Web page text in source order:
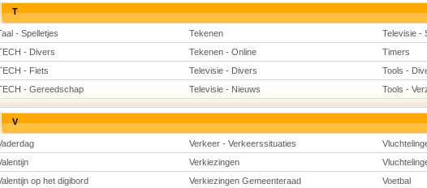
T
- Spelletjes Tekenen
Televisie -
- Divers
Tekenen - Online
Timers
- Fiets
Televisie - Divers
Tools -
- Gereedschap
Televisie - Nieuws Tools -
V
Verkeer - Verkeerssituaties
Verkiezingen
op het digibord
Verkiezingen Gemeenteraad Voetbal